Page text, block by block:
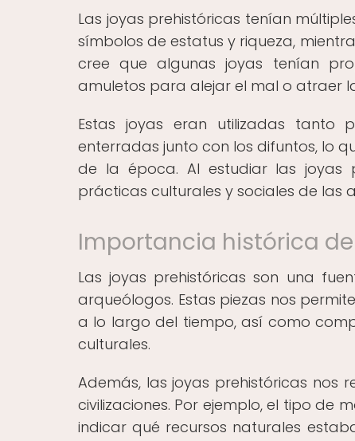
Las joyas prehistóricas tenían
símbolos de estatus y riqueza,
cree que algunas joyas tenían
amuletos para alejar el mal o atraer
Estas joyas eran utilizadas tanto
enterradas junto con los difuntos, lo
de la época. Al estudiar las joyas
prácticas culturales y sociales de las
Importancia histórica
Las joyas prehistóricas son una
arqueólogos. Estas piezas nos
a lo largo del tiempo, así como
culturales.
Además, las joyas prehistóricas nos
civilizaciones. Por ejemplo, el tipo de
indicar qué recursos naturales